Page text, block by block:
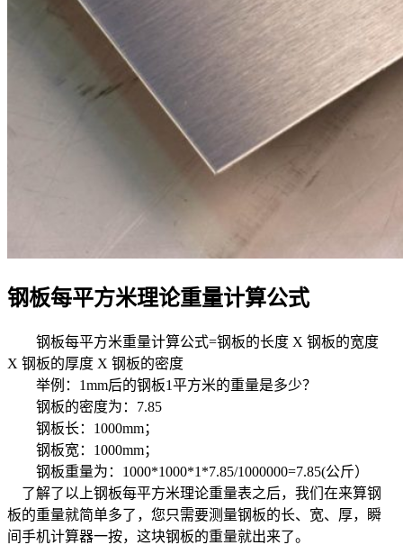
钢板每平方米理论重量计算公式
钢板每平方米重量计算公式=钢板的长度 X 钢板的宽度
X 钢板的厚度 X 钢板的密度
举例：1mm后的钢板1平方米的重量是多少？
钢板的密度为：7.85
钢板长：1000mm；
钢板宽：1000mm；
钢板重量为：1000*1000*1*7.85/1000000=7.85(公斤）
了解了以上钢板每平方米理论重量表之后，我们在来算钢
板的重量就简单多了，您只需要测量钢板的长、宽、厚，瞬
间手机计算器一按，这块钢板的重量就出来了。